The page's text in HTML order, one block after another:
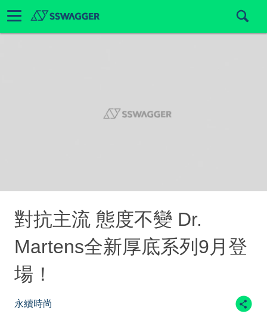
對抗主流 態度不變 Dr.
Martens全新厚底系列9月登
場！
永續時尚